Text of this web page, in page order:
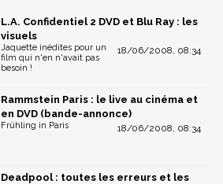
L.A. Confidentiel 2 DVD et Blu Ray : les
visuels
18/06/2008, 08:34
Jaquette inédites pour un
film qui n'en n'avait pas
besoin !
Rammstein Paris : le live au cinéma et
en DVD (bande-annonce)
18/06/2008, 08:34
Frühling in Paris
Deadpool : toutes les erreurs et les